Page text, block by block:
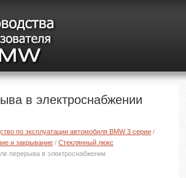
в электроснабжении
по эксплуатации автомобиля BMW 3 серии /
и закрывание /Стеклянный люкс
перерыва в электроснабжении